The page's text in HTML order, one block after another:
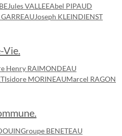
Jules VALLEEAbel PIPAUD
Joseph KLEINDIENST
Vie.
Henry RAIMONDEAU
Isidore MORINEAUMarcel RAGON
Groupe BENETEAU